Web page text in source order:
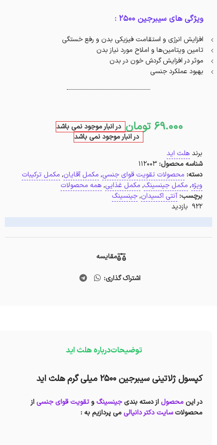
ویژگی های سیبرجین 2500 :
افزایش انرژی و استقامت فیزیکی بدن و رفع خستگی
تامین ویتامین‌ها و املاح مورد نیاز بدن
موثر در افزایش گردش خون در بدن
بهبود عملکرد جنسی
69.000 تومان در انبار موجود نمی باشد
در انبار موجود نمی باشد
برندهلث اید
شناسه محصول: 112003
دسته: محصولات تقویت قوای جنسی, مکمل آقایان, مکمل ترکیبات
ویژه, مکمل جینسینگ, مکمل غذایی,همه محصولات
برچسب: آنتی اکسیدان,جینسینگ
922 بازدید
مقایسه
اشتراک گذاری:
توضیحاتدرباره هلث اید
کپسول ژلاتینی سیبرجین 2500 میلی گرم هلث اید
در این محصول از دسته بندی جینسینگوتقویت قوای جنسیاز
محصولاتسایت دکتر دانیالیمی پردازیم به :